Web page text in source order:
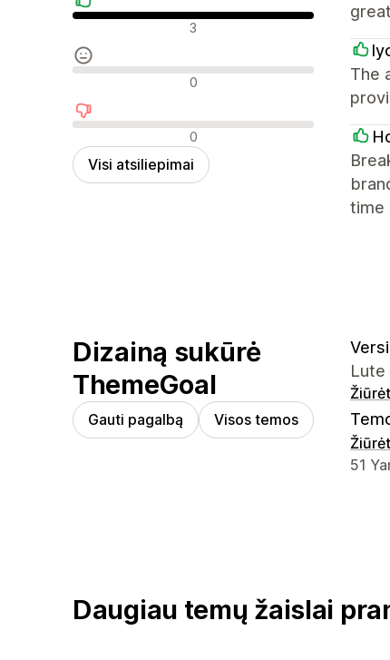
Teigiami atsiliepimai
3
Neutralūs atsiliepimai
0
Neigiami atsiliepimai
0
Visi atsiliepimai
The
time
Dizainą sukūrė
ThemeGoal
Gauti pagalbą Visos temos
Lute
51
Daugiau temų žaislai